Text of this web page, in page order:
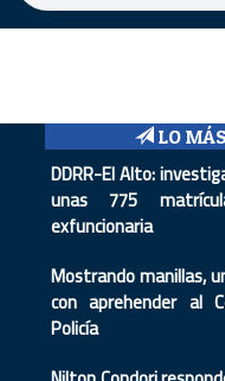
LO
DDRR-El Alto:
unas 775
exfuncionaria
Mostrando manillas,
con aprehender al
Policía